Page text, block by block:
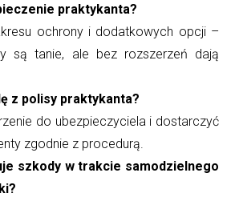
praktykanta?
ochrony i dodatkowych opcji –
są tanie, ale bez rozszerzeń dają
z polisy praktykanta?
do ubezpieczyciela i dostarczyć
zgodnie z procedurą.
szkody w trakcie samodzielnego